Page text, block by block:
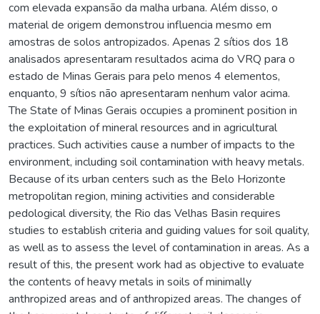
com elevada expansão da malha urbana. Além disso, o
material de origem demonstrou influencia mesmo em
amostras de solos antropizados. Apenas 2 sítios dos 18
analisados apresentaram resultados acima do VRQ para o
estado de Minas Gerais para pelo menos 4 elementos,
enquanto, 9 sítios não apresentaram nenhum valor acima.
The State of Minas Gerais occupies a prominent position in
the exploitation of mineral resources and in agricultural
practices. Such activities cause a number of impacts to the
environment, including soil contamination with heavy metals.
Because of its urban centers such as the Belo Horizonte
metropolitan region, mining activities and considerable
pedological diversity, the Rio das Velhas Basin requires
studies to establish criteria and guiding values for soil quality,
as well as to assess the level of contamination in areas. As a
result of this, the present work had as objective to evaluate
the contents of heavy metals in soils of minimally
anthropized areas and of anthropized areas. The changes of